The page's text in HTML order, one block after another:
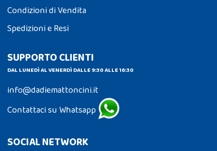
Condizioni di Vendita
Spedizioni e Resi
SUPPORTO CLIENTI
DAL LUNEDÌ AL VENERDÌ DALLE 9:30 ALLE 16:30
info@dadiemattoncini.it
Contattaci su Whatsapp
SOCIAL NETWORK